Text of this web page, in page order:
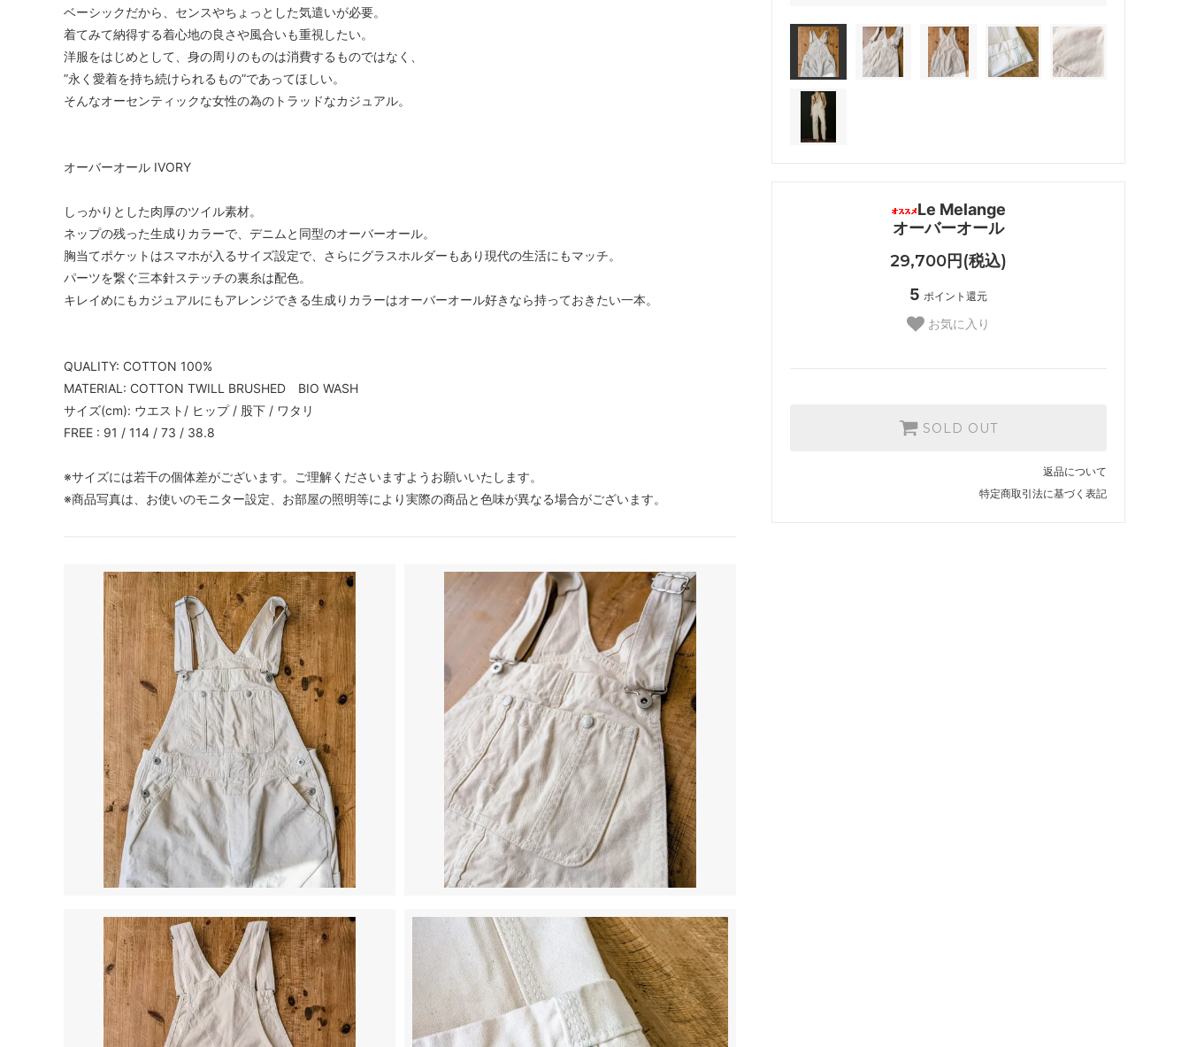
Le Melange
オーバーオール
29,700円(税込)
5 ポイント還元
お気に入り
SOLD OUT
返品について
特定商取引法に基づく表記
ベーシックだから、センスやちょっとした気遣いが必要。
着てみて納得する着心地の良さや風合いも重視したい。
洋服をはじめとして、身の周りのものは消費するものではなく、
”永く愛着を持ち続けられるもの”であってほしい。
そんなオーセンティックな女性の為のトラッドなカジュアル。
オーバーオール IVORY
しっかりとした肉厚のツイル素材。
ネップの残った生成りカラーで、デニムと同型のオーバーオール。
胸当てポケットはスマホが入るサイズ設定で、さらにグラスホルダーもあり現代の生活にもマッチ。
パーツを繋ぐ三本針ステッチの裏糸は配色。
キレイめにもカジュアルにもアレンジできる生成りカラーはオーバーオール好きなら持っておきたい一本。
QUALITY: COTTON 100%
MATERIAL: COTTON TWILL BRUSHED BIO WASH
サイズ(cm): ウエスト/ ヒップ / 股下 / ワタリ
FREE : 91 / 114 / 73 / 38.8
※サイズには若干の個体差がございます。ご理解くださいますようお願いいたします。
※商品写真は、お使いのモニター設定、お部屋の照明等により実際の商品と色味が異なる場合がございます。